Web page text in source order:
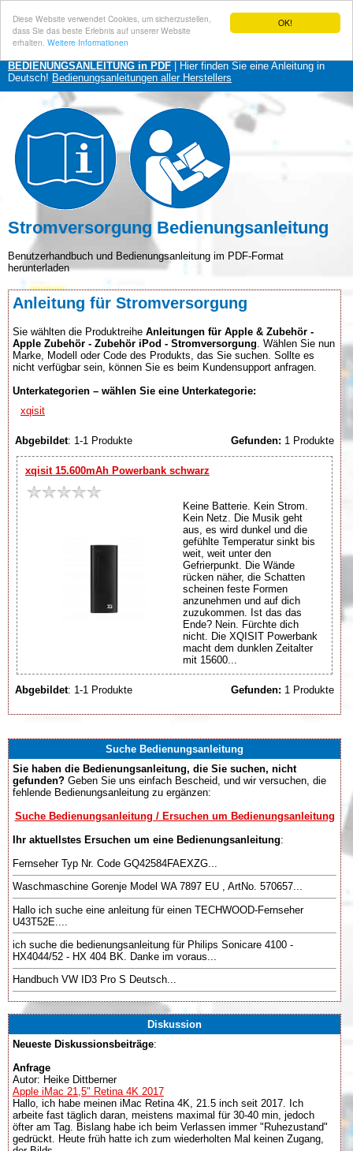
OK!
Diese Website verwendet Cookies, um sicherzustellen,
dass Sie das beste Erlebnis auf unserer Website
erhalten. Weitere Informationen
BEDIENUNGSANLEITUNG in PDF | Hier finden Sie eine Anleitung in
Deutsch! Bedienungsanleitungen aller Herstellers
Stromversorgung Bedienungsanleitung
Benutzerhandbuch und Bedienungsanleitung im PDF-Format
herunterladen
Anleitung für Stromversorgung
Sie wählten die Produktreihe Anleitungen für Apple & Zubehör -
Apple Zubehör - Zubehör iPod - Stromversorgung . Wählen Sie nun
Marke, Modell oder Code des Produkts, das Sie suchen. Sollte es
nicht verfügbar sein, können Sie es beim Kundensupport anfragen.
Unterkategorien – wählen Sie eine Unterkategorie:
xqisit
Abgebildet: 1-1 Produkte Gefunden: 1 Produkte
xqisit 15.600mAh Powerbank schwarz
Keine Batterie. Kein Strom.
Kein Netz. Die Musik geht
aus, es wird dunkel und die
gefühlte Temperatur sinkt bis
weit, weit unter den
Gefrierpunkt. Die Wände
rücken näher, die Schatten
scheinen feste Formen
anzunehmen und auf dich
zuzukommen. Ist das das
Ende? Nein. Fürchte dich
nicht. Die XQISIT Powerbank
macht dem dunklen Zeitalter
mit 15600...
Abgebildet: 1-1 Produkte Gefunden: 1 Produkte
Suche Bedienungsanleitung
Sie haben die Bedienungsanleitung, die Sie suchen, nicht
gefunden? Geben Sie uns einfach Bescheid, und wir versuchen, die
fehlende Bedienungsanleitung zu ergänzen:
Suche Bedienungsanleitung / Ersuchen um Bedienungsanleitung
Ihr aktuellstes Ersuchen um eine Bedienungsanleitung:
Fernseher Typ Nr. Code GQ42584FAEXZG...
Waschmaschine Gorenje Model WA 7897 EU , ArtNo. 570657...
Hallo ich suche eine anleitung für einen TECHWOOD-Fernseher
U43T52E....
ich suche die bedienungsanleitung für Philips Sonicare 4100 -
HX4044/52 - HX 404 BK. Danke im voraus...
Handbuch VW ID3 Pro S Deutsch...
Diskussion
Neueste Diskussionsbeiträge:
Anfrage
Autor: Heike Dittberner
Apple iMac 21,5" Retina 4K 2017
Hallo, ich habe meinen iMac Retina 4K, 21.5 inch seit 2017. Ich
arbeite fast täglich daran, meistens maximal für 30-40 min, jedoch
öfter am Tag. Bislang habe ich beim Verlassen immer "Ruhezustand"
gedrückt. Heute früh hatte ich zum wiederholten Mal keinen Zugang,